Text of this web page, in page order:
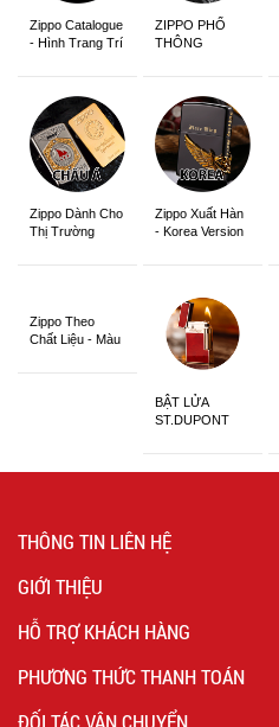
Zippo Catalogue
- Hình Trang Trí
ZIPPO PHỔ
THÔNG
Zippo Dành Cho
Thị Trường
Zippo Xuất Hàn
- Korea Version
Zippo Theo
Chất Liệu - Màu
BẬT LỬA
ST.DUPONT
THÔNG TIN LIÊN HỆ
GIỚI THIỆU
HỖ TRỢ KHÁCH HÀNG
PHƯƠNG THỨC THANH TOÁN